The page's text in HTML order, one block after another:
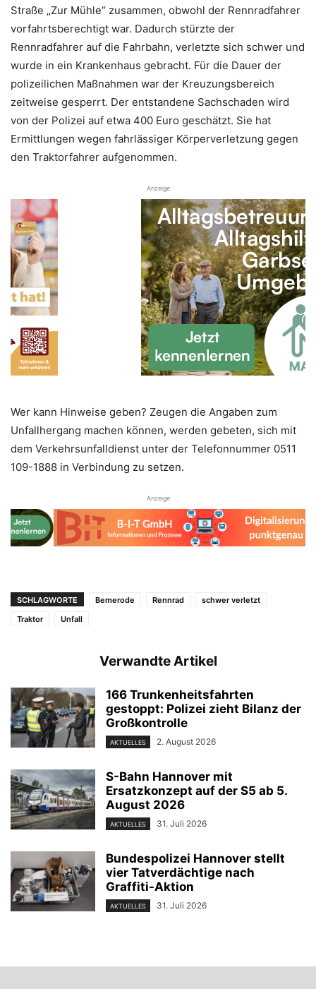
Straße „Zur Mühle“ zusammen, obwohl der Rennradfahrer
vorfahrtsberechtigt war. Dadurch stürzte der
Rennradfahrer auf die Fahrbahn, verletzte sich schwer und
wurde in ein Krankenhaus gebracht. Für die Dauer der
polizeilichen Maßnahmen war der Kreuzungsbereich
zeitweise gesperrt. Der entstandene Sachschaden wird
von der Polizei auf etwa 400 Euro geschätzt. Sie hat
Ermittlungen wegen fahrlässiger Körperverletzung gegen
den Traktorfahrer aufgenommen.
Anzeige
Wer kann Hinweise geben? Zeugen die Angaben zum
Unfallhergang machen können, werden gebeten, sich mit
dem Verkehrsunfalldienst unter der Telefonnummer 0511
109-1888 in Verbindung zu setzen.
Anzeige
SCHLAGWORTE Bemerode Rennrad
schwer verletzt
Traktor
Unfall
Verwandte Artikel
166 Trunkenheitsfahrten
gestoppt: Polizei zieht Bilanz der
Großkontrolle
AKTUELLES 2. August 2026
S-Bahn Hannover mit
Ersatzkonzept auf der S5 ab 5.
August 2026
AKTUELLES 31. Juli 2026
Bundespolizei Hannover stellt
vier Tatverdächtige nach
Graffiti-Aktion
AKTUELLES 31. Juli 2026